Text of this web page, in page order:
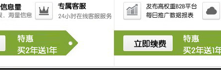
- **紫外线消毒设备**：通过紫外线照射消灭水中的病
菌。
- **氯化消毒设备**：使用氯进行消毒，确保水质达
标。
6. **污泥处理设备**：